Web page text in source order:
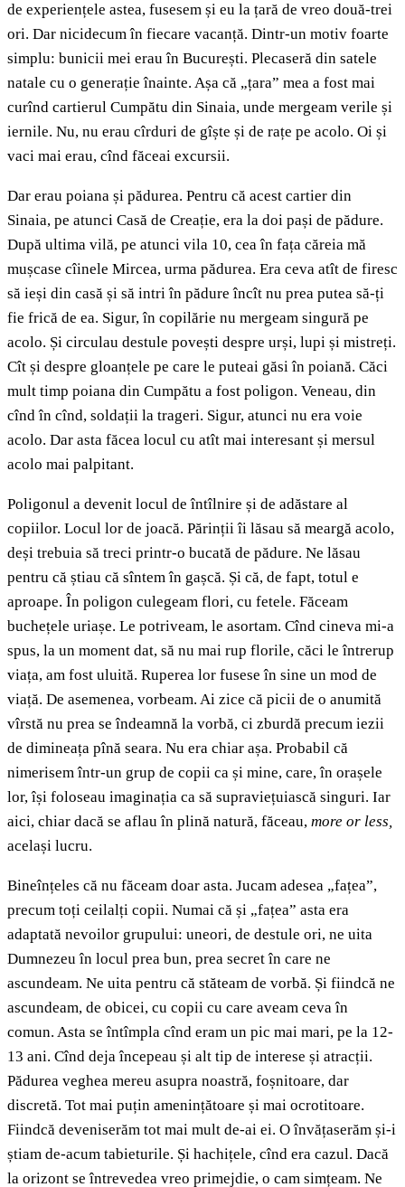
de experiențele astea, fusesem și eu la țară de vreo două-trei
ori. Dar nicidecum în fiecare vacanță. Dintr-un motiv foarte
simplu: bunicii mei erau în București. Plecaseră din satele
natale cu o generație înainte. Așa că „țara” mea a fost mai
curînd cartierul Cumpătu din Sinaia, unde mergeam verile și
iernile. Nu, nu erau cîrduri de gîște și de rațe pe acolo. Oi și
vaci mai erau, cînd făceai excursii.
Dar erau poiana și pădurea. Pentru că acest cartier din
Sinaia, pe atunci Casă de Creație, era la doi pași de pădure.
După ultima vilă, pe atunci vila 10, cea în fața căreia mă
mușcase cîinele Mircea, urma pădurea. Era ceva atît de firesc
să ieși din casă și să intri în pădure încît nu prea putea să-ți
fie frică de ea. Sigur, în copilărie nu mergeam singură pe
acolo. Și circulau destule povești despre urși, lupi și mistreți.
Cît și despre gloanțele pe care le puteai găsi în poiană. Căci
mult timp poiana din Cumpătu a fost poligon. Veneau, din
cînd în cînd, soldații la trageri. Sigur, atunci nu era voie
acolo. Dar asta făcea locul cu atît mai interesant și mersul
acolo mai palpitant.
Poligonul a devenit locul de întîlnire și de adăstare al
copiilor. Locul lor de joacă. Părinții îi lăsau să meargă acolo,
deși trebuia să treci printr-o bucată de pădure. Ne lăsau
pentru că știau că sîntem în gașcă. Și că, de fapt, totul e
aproape. În poligon culegeam flori, cu fetele. Făceam
buchețele uriașe. Le potriveam, le asortam. Cînd cineva mi-a
spus, la un moment dat, să nu mai rup florile, căci le întrerup
viața, am fost uluită. Ruperea lor fusese în sine un mod de
viață. De asemenea, vorbeam. Ai zice că picii de o anumită
vîrstă nu prea se îndeamnă la vorbă, ci zburdă precum iezii
de dimineața pînă seara. Nu era chiar așa. Probabil că
nimerisem într-un grup de copii ca și mine, care, în orașele
lor, își foloseau imaginația ca să supraviețuiască singuri. Iar
aici, chiar dacă se aflau în plină natură, făceau, more or less,
același lucru.
Bineînțeles că nu făceam doar asta. Jucam adesea „fațea”,
precum toți ceilalți copii. Numai că și „fațea” asta era
adaptată nevoilor grupului: uneori, de destule ori, ne uita
Dumnezeu în locul prea bun, prea secret în care ne
ascundeam. Ne uita pentru că stăteam de vorbă. Și fiindcă ne
ascundeam, de obicei, cu copii cu care aveam ceva în
comun. Asta se întîmpla cînd eram un pic mai mari, pe la 12-
13 ani. Cînd deja începeau și alt tip de interese și atracții.
Pădurea veghea mereu asupra noastră, foșnitoare, dar
discretă. Tot mai puțin amenințătoare și mai ocrotitoare.
Fiindcă deveniserăm tot mai mult de-ai ei. O învățaserăm și-i
știam de-acum tabieturile. Și hachițele, cînd era cazul. Dacă
la orizont se întrevedea vreo primejdie, o cam simțeam. Ne